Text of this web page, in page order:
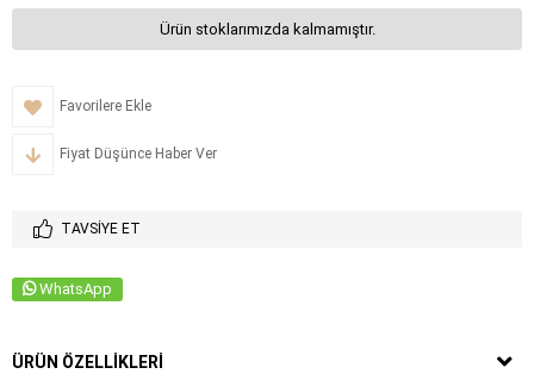
Ürün stoklarımızda kalmamıştır.
Favorilere Ekle
Fiyat Düşünce Haber Ver
TAVSIYE ET
WhatsApp
ÜRÜN ÖZELLIKLERI